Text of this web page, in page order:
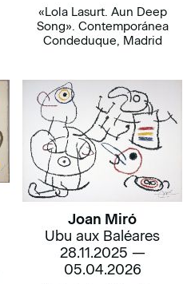
«Lola Lasurt. Aun Deep
Song». Contemporánea
Condeduque, Madrid
Joan Miró
Ubu aux Baléares
28.11.2025 —
05.04.2026